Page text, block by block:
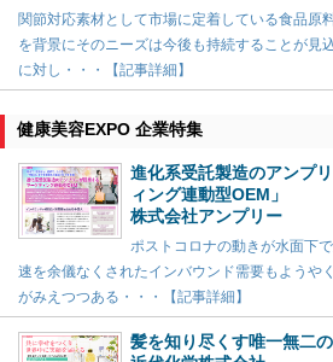
関節対応素材として市場に定着している食品原
を背景にそのニーズは今後も持続することが見
に対し・・・【記事詳細】
健康美容EXPO 企業特集
進化系受託製造のアンプ
ィング連動型OEM」
株式会社アンプリー
ポストコロナの動きが水面下
速を余儀なくされたインバウンド需要もようや
がみえつつある・・・【記事詳細】
髪を知り尽くす唯一無二